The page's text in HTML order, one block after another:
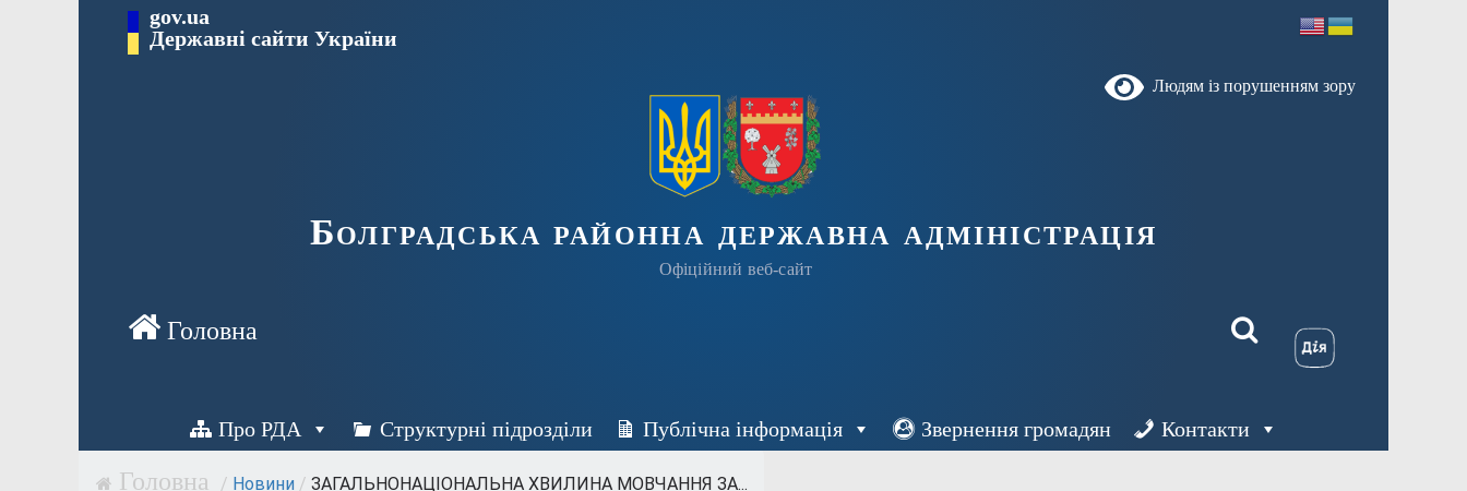
Перейти gov.ua
Державні сайти України
Людям із порушенням зору
Болградська районна державна адміністрація
Офіційний веб-сайт
Про РДА Структурні підрозділи Публічна інформація Звернення громадян Контакти
/ Новини / ЗАГАЛЬНОНАЦІОНАЛЬНА ХВИЛИНА МОВЧАННЯ ЗА...